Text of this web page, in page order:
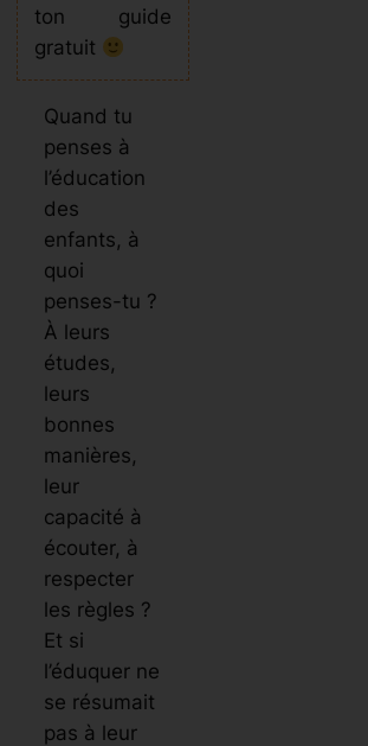
ton guide
gratuit
Quand tu
penses à
l’éducation
des
enfants, à
quoi
penses-tu ?
À leurs
études,
leurs
bonnes
manières,
leur
capacité à
écouter, à
respecter
les règles ?
Et si
l’éduquer ne
se résumait
pas à leur